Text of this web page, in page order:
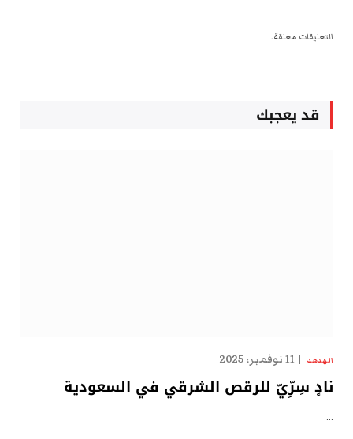
التعليقات مغلقة.
قد يعجبك
الهدهد 11 نوفمبر، 2025
نادٍ سِرِّيّ للرقص الشرقي في السعودية
…